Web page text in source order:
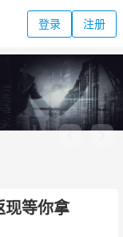
登录 注册
现等你拿